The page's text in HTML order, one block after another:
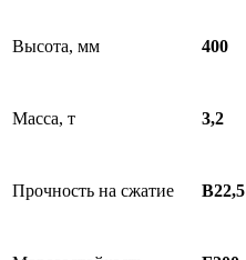
Высота, мм 400
Масса, т 3,2
Прочность на сжатие В22,5